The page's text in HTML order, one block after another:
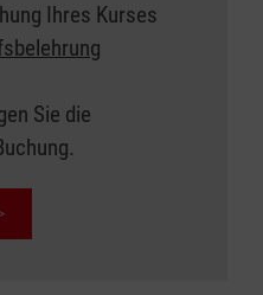
Ihres Kurses
Sie die